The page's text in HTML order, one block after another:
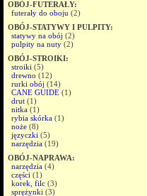
OBÓJ-FUTERAŁY:
futerały do oboju (2)
OBÓJ-STATYWY I PULPITY:
statywy na obój (2)
pulpity na nuty (2)
OBÓJ-STROIKI:
stroiki (5)
drewno (12)
rurki obój (14)
CANE GUIDE (1)
drut (1)
nitka (1)
rybia skórka (1)
noże (8)
języczki (5)
narzędzia (19)
OBÓJ-NAPRAWA:
narzędzia (4)
części (1)
korek, filc (3)
sprężynki (3)